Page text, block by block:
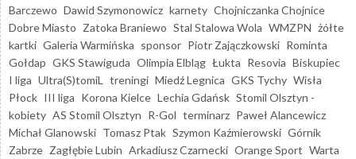
Barczewo Dawid Szymonowicz karnety Chojniczanka Chojnice
Dobre Miasto Zatoka Braniewo Stal Stalowa Wola WMZPN żółte
kartki Galeria Warmińska sponsor Piotr Zajączkowski Rominta
Gołdap GKS Stawiguda Olimpia Elbląg Łukta Resovia Biskupiec
I liga Ultra(S)tomiL treningi Miedź Legnica GKS Tychy Wisła
Płock III liga Korona Kielce Lechia Gdańsk Stomil Olsztyn -
kobiety AS Stomil Olsztyn R-Gol terminarz Paweł Alancewicz
Michał Glanowski Tomasz Ptak Szymon Kaźmierowski Górnik
Zabrze Zagłębie Lubin Arkadiusz Czarnecki Orange Sport Warta